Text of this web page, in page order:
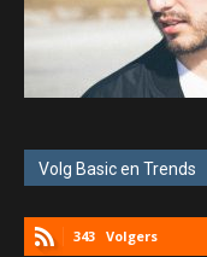
Volg Basic en Trends
343 Volgers